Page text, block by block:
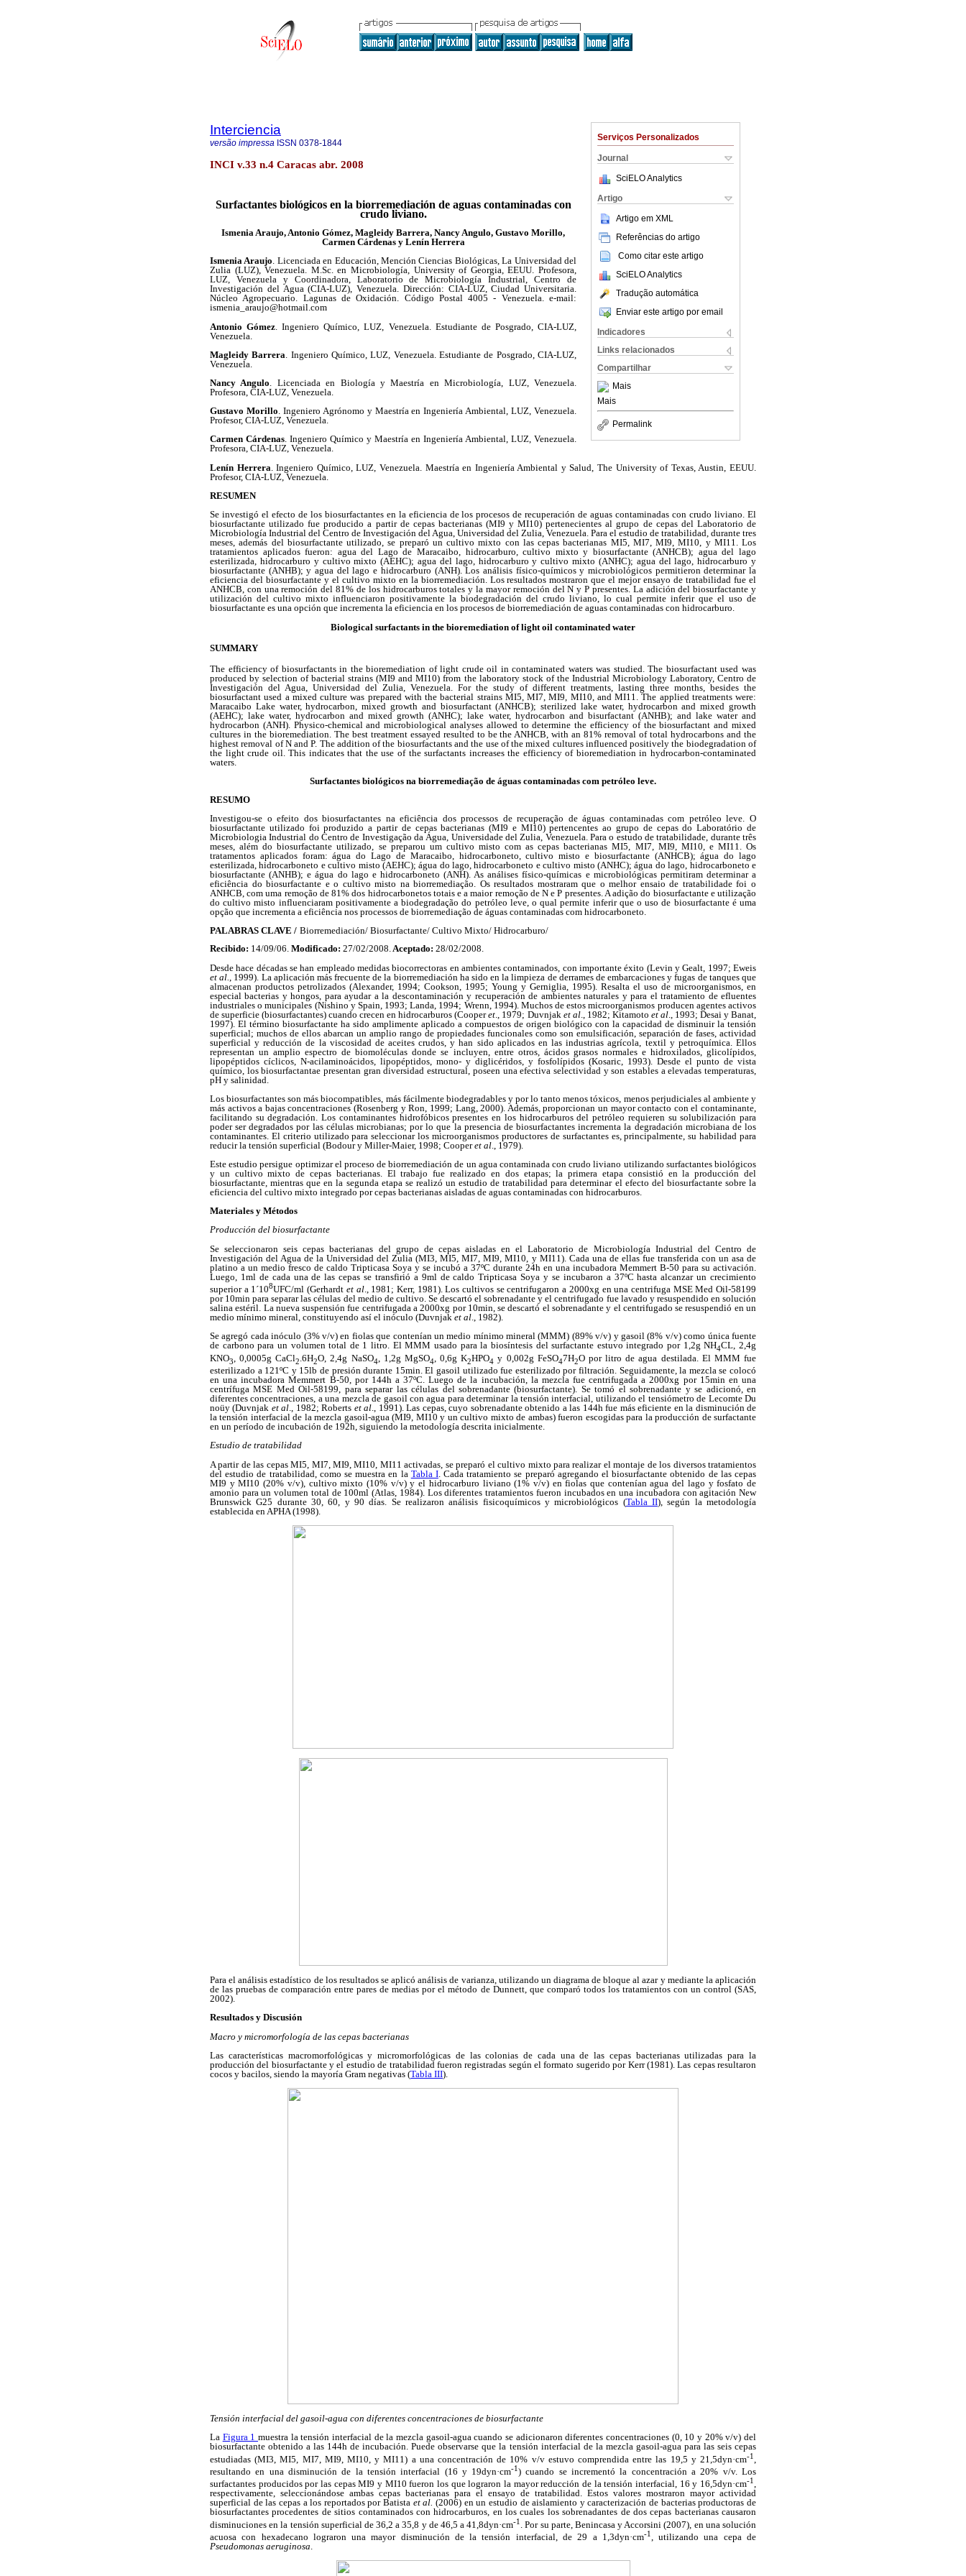
Serviços Personalizados
Journal
SciELO Analytics
Artigo
Artigo em XML
Referências do artigo
Como citar este artigo
SciELO Analytics
Tradução automática
Enviar este artigo por email
Indicadores
Links relacionados
Compartilhar
Mais
Mais
Permalink
Interciencia
versão impressa ISSN 0378-1844
INCI v.33 n.4 Caracas abr. 2008
Surfactantes biológicos en la biorremediación de aguas contaminadas con
crudo liviano.
Ismenia Araujo, Antonio Gómez, Magleidy Barrera, Nancy Angulo, Gustavo Morillo,
Carmen Cárdenas y Lenín Herrera
Ismenia Araujo. Licenciada en Educación, Mención Ciencias Biológicas, La Universidad del
Zulia (LUZ), Venezuela. M.Sc. en Microbiología, University of Georgia, EEUU. Profesora,
LUZ, Venezuela y Coordinadora, Laboratorio de Microbiología Industrial, Centro de
Investigación del Agua (CIA-LUZ), Venezuela. Dirección: CIA-LUZ, Ciudad Universitaria.
Núcleo Agropecuario. Lagunas de Oxidación. Código Postal 4005 - Venezuela. e-mail:
ismenia_araujo@hotmail.com
Antonio Gómez . Ingeniero Químico, LUZ, Venezuela. Estudiante de Posgrado, CIA-LUZ,
Venezuela.
Magleidy Barrera . Ingeniero Químico, LUZ, Venezuela. Estudiante de Posgrado, CIA-LUZ,
Venezuela.
Nancy Angulo. Licenciada en Biología y Maestría en Microbiología, LUZ, Venezuela.
Profesora, CIA-LUZ, Venezuela.
Gustavo Morillo. Ingeniero Agrónomo y Maestría en Ingeniería Ambiental, LUZ, Venezuela.
Profesor, CIA-LUZ, Venezuela.
Carmen Cárdenas. Ingeniero Químico y Maestría en Ingeniería Ambiental, LUZ, Venezuela.
Profesora, CIA-LUZ, Venezuela.
Lenín Herrera . Ingeniero Químico, LUZ, Venezuela. Maestría en Ingeniería Ambiental y Salud, The University of Texas, Austin, EEUU.
Profesor, CIA-LUZ, Venezuela.
RESUMEN
Se investigó el efecto de los biosurfactantes en la eficiencia de los procesos de recuperación de aguas contaminadas con crudo liviano. El
biosurfactante utilizado fue producido a partir de cepas bacterianas (MI9 y MI10) pertenecientes al grupo de cepas del Laboratorio de
Microbiología Industrial del Centro de Investigación del Agua, Universidad del Zulia, Venezuela. Para el estudio de tratabilidad, durante tres
meses, además del biosurfactante utilizado, se preparó un cultivo mixto con las cepas bacterianas MI5, MI7, MI9, MI10, y MI11. Los
tratamientos aplicados fueron: agua del Lago de Maracaibo, hidrocarburo, cultivo mixto y biosurfactante (ANHCB); agua del lago
esterilizada, hidrocarburo y cultivo mixto (AEHC); agua del lago, hidrocarburo y cultivo mixto (ANHC); agua del lago, hidrocarburo y
biosurfactante (ANHB); y agua del lago e hidrocarburo (ANH). Los análisis físico-químicos y microbiológicos permitieron determinar la
eficiencia del biosurfactante y el cultivo mixto en la biorremediación. Los resultados mostraron que el mejor ensayo de tratabilidad fue el
ANHCB, con una remoción del 81% de los hidrocarburos totales y la mayor remoción del N y P presentes. La adición del biosurfactante y
utilización del cultivo mixto influenciaron positivamente la biodegradación del crudo liviano, lo cual permite inferir que el uso de
biosurfactante es una opción que incrementa la eficiencia en los procesos de biorremediación de aguas contaminadas con hidrocarburo.
Biological surfactants in the bioremediation of light oil contaminated water
SUMMARY
The efficiency of biosurfactants in the bioremediation of light crude oil in contaminated waters was studied. The biosurfactant used was
produced by selection of bacterial strains (MI9 and MI10) from the laboratory stock of the Industrial Microbiology Laboratory, Centro de
Investigación del Agua, Universidad del Zulia, Venezuela. For the study of different treatments, lasting three months, besides the
biosurfactant used a mixed culture was prepared with the bacterial strains MI5, MI7, MI9, MI10, and MI11. The applied treatments were:
Maracaibo Lake water, hydrocarbon, mixed growth and biosurfactant (ANHCB); sterilized lake water, hydrocarbon and mixed growth
(AEHC); lake water, hydrocarbon and mixed growth (ANHC); lake water, hydrocarbon and bisurfactant (ANHB); and lake water and
hydrocarbon (ANH). Physico-chemical and microbiological analyses allowed to determine the efficiency of the biosurfactant and mixed
cultures in the bioremediation. The best treatment essayed resulted to be the ANHCB, with an 81% removal of total hydrocarbons and the
highest removal of N and P. The addition of the biosurfactants and the use of the mixed cultures influenced positively the biodegradation of
the light crude oil. This indicates that the use of the surfactants increases the efficiency of bioremediation in hydrocarbon-contaminated
waters.
Surfactantes biológicos na biorremediação de águas contaminadas com petróleo leve.
RESUMO
Investigou-se o efeito dos biosurfactantes na eficiência dos processos de recuperação de águas contaminadas com petróleo leve. O
biosurfactante utilizado foi produzido a partir de cepas bacterianas (MI9 e MI10) pertencentes ao grupo de cepas do Laboratório de
Microbiologia Industrial do Centro de Investigação da Água, Universidade del Zulia, Venezuela. Para o estudo de tratabilidade, durante três
meses, além do biosurfactante utilizado, se preparou um cultivo misto com as cepas bacterianas MI5, MI7, MI9, MI10, e MI11. Os
tratamentos aplicados foram: água do Lago de Maracaibo, hidrocarboneto, cultivo misto e biosurfactante (ANHCB); água do lago
esterilizada, hidrocarboneto e cultivo misto (AEHC); água do lago, hidrocarboneto e cultivo misto (ANHC); água do lago, hidrocarboneto e
biosurfactante (ANHB); e água do lago e hidrocarboneto (ANH). As análises físico-químicas e microbiológicas permitiram determinar a
eficiência do biosurfactante e o cultivo misto na biorremediação. Os resultados mostraram que o melhor ensaio de tratabilidade foi o
ANHCB, com uma remoção de 81% dos hidrocarbonetos totais e a maior remoção de N e P presentes. A adição do biosurfactante e utilização
do cultivo misto influenciaram positivamente a biodegradação do petróleo leve, o qual permite inferir que o uso de biosurfactante é uma
opção que incrementa a eficiência nos processos de biorremediação de águas contaminadas com hidrocarboneto.
PALABRAS CLAVE / Biorremediación/ Biosurfactante/ Cultivo Mixto/ Hidrocarburo/
Recibido: 14/09/06. Modificado: 27/02/2008.Aceptado: 28/02/2008.
Desde hace décadas se han empleado medidas biocorrectoras en ambientes contaminados, con importante éxito (Levin y Gealt, 1997; Eweis
et al.
, 1999). La aplicación más frecuente de la biorremediación ha sido en la limpieza de derrames de embarcaciones y fugas de tanques que
almacenan productos petrolizados (Alexander, 1994; Cookson, 1995; Young y Gerniglia, 1995). Resalta el uso de microorganismos, en
especial bacterias y hongos, para ayudar a la descontaminación y recuperación de ambientes naturales y para el tratamiento de efluentes
industriales o municipales (Nishino y Spain, 1993; Landa, 1994; Wrenn, 1994). Muchos de estos microorganismos producen agentes activos
de superficie (biosurfactantes) cuando crecen en hidrocarburos (Cooperet ., 1979; Duvnjak et al., 1982; Kitamoto et al., 1993; Desai y Banat,
1997). El término biosurfactante ha sido amplimente aplicado a compuestos de origen biológico con la capacidad de disminuir la tensión
superficial; muchos de ellos abarcan un amplio rango de propiedades funcionales como son emulsificación, separación de fases, actividad
superficial y reducción de la viscosidad de aceites crudos, y han sido aplicados en las industrias agrícola, textil y petroquímica. Ellos
representan un amplio espectro de biomoléculas donde se incluyen, entre otros, ácidos grasos normales e hidroxilados, glicolípidos,
lipopéptidos cíclicos, N-acilaminoácidos, lipopéptidos, mono- y diglicéridos, y fosfolípidos (Kosaric, 1993). Desde el punto de vista
químico, los biosurfactantae presentan gran diversidad estructural, poseen una efectiva selectividad y son estables a elevadas temperaturas,
pH y salinidad.
Los biosurfactantes son más biocompatibles, más fácilmente biodegradables y por lo tanto menos tóxicos, menos perjudiciales al ambiente y
más activos a bajas concentraciones (Rosenberg y Ron, 1999; Lang, 2000). Además, proporcionan un mayor contacto con el contaminante,
facilitando su degradación. Los contaminantes hidrofóbicos presentes en los hidrocarburos del petróleo requieren su solubilización para
poder ser degradados por las células microbianas; por lo que la presencia de biosurfactantes incrementa la degradación microbiana de los
contaminantes. El criterio utilizado para seleccionar los microorganismos productores de surfactantes es, principalmente, su habilidad para
reducir la tensión superficial (Bodour y Miller-Maier, 1998; Cooperet al ., 1979).
Este estudio persigue optimizar el proceso de biorremediación de un agua contaminada con crudo liviano utilizando surfactantes biológicos
y un cultivo mixto de cepas bacterianas. El trabajo fue realizado en dos etapas; la primera etapa consistió en la producción del
biosurfactante, mientras que en la segunda etapa se realizó un estudio de tratabilidad para determinar el efecto del biosurfactante sobre la
eficiencia del cultivo mixto integrado por cepas bacterianas aisladas de aguas contaminadas con hidrocarburos.
Materiales y Métodos
Producción del biosurfactante
Se seleccionaron seis cepas bacterianas del grupo de cepas aisladas en el Laboratorio de Microbiología Industrial del Centro de
Investigación del Agua de la Universidad del Zulia (MI3, MI5, MI7, MI9, MI10, y MI11). Cada una de ellas fue transferida con un asa de
platino a un medio fresco de caldo Tripticasa Soya y se incubó a 37ºC durante 24h en una incubadora Memmert B-50 para su activación.
Luego, 1ml de cada una de las cepas se transfirió a 9ml de caldo Tripticasa Soya y se incubaron a 37ºC hasta alcanzar un crecimiento
superior a 1´108UFC/ml (Gerhardt et al., 1981; Kerr, 1981). Los cultivos se centrifugaron a 2000xg en una centrifuga MSE Med Oil-58199
por 10min para separar las células del medio de cultivo. Se descartó el sobrenadante y el centrifugado fue lavado y resuspendido en solución
salina estéril. La nueva suspensión fue centrifugada a 2000xg por 10min, se descartó el sobrenadante y el centrifugado se resuspendió en un
medio mínimo mineral, constituyendo así el inóculo (Duvnjak et al ., 1982).
Se agregó cada inóculo (3% v/v) en fiolas que contenían un medio mínimo mineral (MMM) (89% v/v) y gasoil (8% v/v) como única fuente
de carbono para un volumen total de 1 litro. El MMM usado para la biosíntesis del surfactante estuvo integrado por 1,2g NH4CL, 2,4g
KNO3 , 0,0005g CaCl2 .6H2O, 2,4g NaSO4 , 1,2g MgSO4 , 0,6g K2HPO4 y 0,002g FeSO47H2O por litro de agua destilada. El MMM fue
esterilizado a 121ºC y 15lb de presión durante 15min. El gasoil utilizado fue esterilizado por filtración. Seguidamente, la mezcla se colocó
en una incubadora Memmert B-50, por 144h a 37ºC. Luego de la incubación, la mezcla fue centrifugada a 2000xg por 15min en una
centrífuga MSE Med Oil-58199, para separar las células del sobrenadante (biosurfactante). Se tomó el sobrenadante y se adicionó, en
diferentes concentraciones, a una mezcla de gasoil con agua para determinar la tensión interfacial, utilizando el tensiómetro de Lecomte Du
noüy (Duvnjak et al., 1982; Roberts et al., 1991). Las cepas, cuyo sobrenadante obtenido a las 144h fue más eficiente en la disminución de
la tensión interfacial de la mezcla gasoil-agua (MI9, MI10 y un cultivo mixto de ambas) fueron escogidas para la producción de surfactante
en un período de incubación de 192h, siguiendo la metodología descrita inicialmente.
Estudio de tratabilidad
A partir de las cepas MI5, MI7, MI9, MI10, MI11 activadas, se preparó el cultivo mixto para realizar el montaje de los diversos tratamientos
del estudio de tratabilidad, como se muestra en la Tabla I. Cada tratamiento se preparó agregando el biosurfactante obtenido de las cepas
MI9 y MI10 (20% v/v), cultivo mixto (10% v/v) y el hidrocarburo liviano (1% v/v) en fiolas que contenían agua del lago y fosfato de
amonio para un volumen total de 100ml (Atlas, 1984). Los diferentes tratamientos fueron incubados en una incubadora con agitación New
Brunswick G25 durante 30, 60, y 90 días. Se realizaron análisis fisicoquímicos y microbiológicos (Tabla II), según la metodología
establecida en APHA (1998).
Para el análisis estadístico de los resultados se aplicó análisis de varianza, utilizando un diagrama de bloque al azar y mediante la aplicación
de las pruebas de comparación entre pares de medias por el método de Dunnett, que comparó todos los tratamientos con un control (SAS,
2002).
Resultados y Discusión
Macro y micromorfología de las cepas bacterianas
Las características macromorfológicas y micromorfológicas de las colonias de cada una de las cepas bacterianas utilizadas para la
producción del biosurfactante y el estudio de tratabilidad fueron registradas según el formato sugerido por Kerr (1981). Las cepas resultaron
cocos y bacilos, siendo la mayoría Gram negativas (Tabla III).
Tensión interfacial del gasoil-agua con diferentes concentraciones de biosurfactante
La Figura 1muestra la tensión interfacial de la mezcla gasoil-agua cuando se adicionaron diferentes concentraciones (0, 10 y 20% v/v) del
biosurfactante obtenido a las 144h de incubación. Puede observarse que la tensión interfacial de la mezcla gasoil-agua para las seis cepas
estudiadas (MI3, MI5, MI7, MI9, MI10, y MI11) a una concentración de 10% v/v estuvo comprendida entre las 19,5 y 21,5dyn·cm-1
resultando en una disminución de la tensión interfacial (16 y 19dyn·cm-1) cuando se incrementó la concentración a 20% v/v. Los
surfactantes producidos por las cepas MI9 y MI10 fueron los que lograron la mayor reducción de la tensión interfacial, 16 y 16,5dyn·cm-1,
respectivamente, seleccionándose ambas cepas bacterianas para el ensayo de tratabilidad. Estos valores mostraron mayor actividad
superficial de las cepas a los reportados por Batista et al. (2006) en un estudio de aislamiento y caracterización de bacterias productoras de
biosurfactantes procedentes de sitios contaminados con hidrocarburos, en los cuales los sobrenadantes de dos cepas bacterianas causaron
disminuciones en la tensión superficial de 36,2 a 35,8 y de 46,5 a 41,8dyn·cm-1
. Por su parte, Benincasa y Accorsini (2007), en una solución
acuosa con hexadecano lograron una mayor disminución de la tensión interfacial, de 29 a 1,3dyn·cm-1, utilizando una cepa de
Pseudomonas aeruginosa.